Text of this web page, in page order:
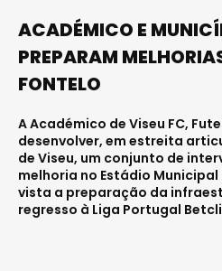
ACADÉMICO E
PREPARAM
FONTELO
A Académico de Viseu FC,
desenvolver, em estreita
de Viseu, um conjunto de
melhoria no Estádio
vista a preparação da
regresso à Liga Portugal